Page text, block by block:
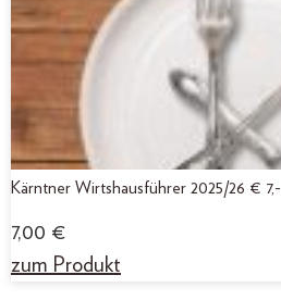
Kärntner Wirtshausführer 2025/26 € 7,-
7,00 €
zum Produkt